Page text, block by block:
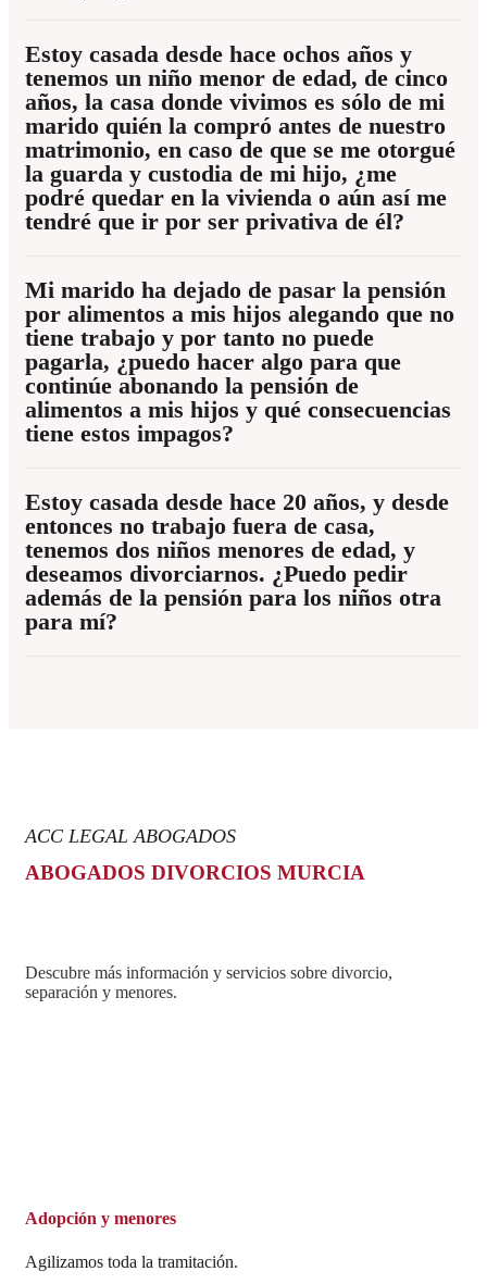
Estoy casada desde hace ochos años y
tenemos un niño menor de edad, de cinco
años, la casa donde vivimos es sólo de mi
marido quién la compró antes de nuestro
matrimonio, en caso de que se me otorgué
la guarda y custodia de mi hijo, ¿me
podré quedar en la vivienda o aún así me
tendré que ir por ser privativa de él?
Mi marido ha dejado de pasar la pensión
por alimentos a mis hijos alegando que no
tiene trabajo y por tanto no puede
pagarla, ¿puedo hacer algo para que
continúe abonando la pensión de
alimentos a mis hijos y qué consecuencias
tiene estos impagos?
Estoy casada desde hace 20 años, y desde
entonces no trabajo fuera de casa,
tenemos dos niños menores de edad, y
deseamos divorciarnos. ¿Puedo pedir
además de la pensión para los niños otra
para mí?
ACC LEGAL ABOGADOS
ABOGADOS DIVORCIOS MURCIA
Descubre más información y servicios sobre divorcio,
separación y menores.
Adopción y menores
Agilizamos toda la tramitación.